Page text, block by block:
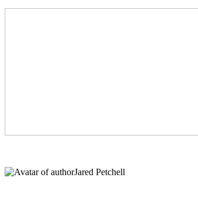
Jared Petchell